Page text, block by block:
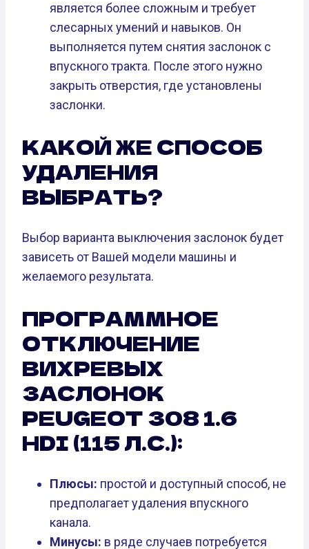
является более сложным и требует
слесарных умений и навыков. Он
выполняется путем снятия заслонок с
впускного тракта. После этого нужно
закрыть отверстия, где установлены
заслонки.
КАКОЙ ЖЕ СПОСОБ
УДАЛЕНИЯ
ВЫБРАТЬ?
Выбор варианта выключения заслонок будет
зависеть от Вашей модели машины и
желаемого результата.
ПРОГРАММНОЕ
ОТКЛЮЧЕНИЕ
ВИХРЕВЫХ
ЗАСЛОНОК
PEUGEOT 308 1.6
HDI (115 Л.С.):
Плюсы: простой и доступный способ, не
предполагает удаления впускного
канала.
Минусы: в ряде случаев потребуется